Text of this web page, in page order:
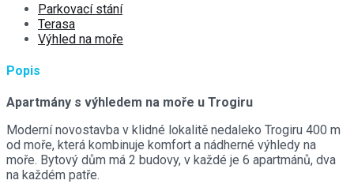
Parkovací stání
Terasa
Výhled na moře
Popis
Apartmány s výhledem na moře u Trogiru
Moderní novostavba v klidné lokalitě nedaleko Trogiru 400 m
od moře, která kombinuje komfort a nádherné výhledy na
moře. Bytový dům má 2 budovy, v každé je 6 apartmánů, dva
na každém patře.